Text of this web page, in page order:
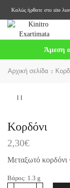
Καλώς ήρθατε στο site
Άμεση
Αρχική σελίδα
Kορδόνι
2,30€
Μεταξωτό κορδόνι
Βάρος: 1.3 g